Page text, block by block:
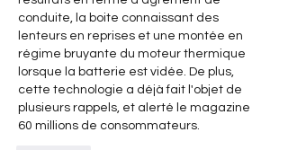
conduite, la boite connaissant des
lenteurs en reprises et une montée en
régime bruyante du moteur thermique
lorsque la batterie est vidée. De plus,
cette technologie a déjà fait l'objet de
plusieurs rappels, et alerté le magazine
60 millions de consommateurs.